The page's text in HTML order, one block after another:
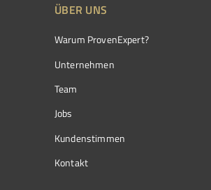
ÜBER UNS
Warum ProvenExpert?
Unternehmen
Team
Jobs
Kundenstimmen
Kontakt